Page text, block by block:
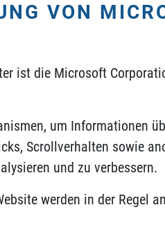
VON
ist die Microsoft
um Informationen
Scrollverhalten sowie
und zu verbessern.
werden in der Regel